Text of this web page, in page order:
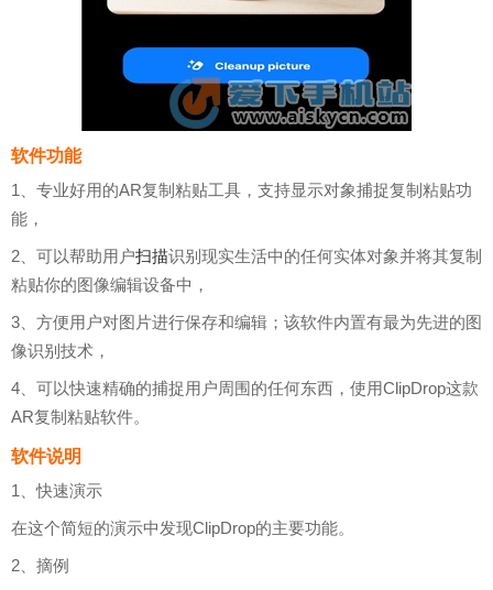
软件功能
1、专业好用的AR复制粘贴工具，支持显示对象捕捉复制粘贴功
能，
2、可以帮助用户扫描识别现实生活中的任何实体对象并将其复制
粘贴你的图像编辑设备中，
3、方便用户对图片进行保存和编辑；该软件内置有最为先进的图
像识别技术，
4、可以快速精确的捕捉用户周围的任何东西，使用ClipDrop这款
AR复制粘贴软件。
软件说明
1、快速演示
在这个简短的演示中发现ClipDrop的主要功能。
2、摘例